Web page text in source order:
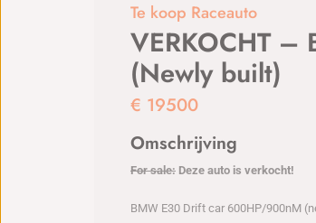
Te koop Raceauto
VERKOCHT
(Newly built)
€ 19500
Omschrijving
For sale: Deze auto is verkocht!
BMW E30 Drift car 600HP/900nM